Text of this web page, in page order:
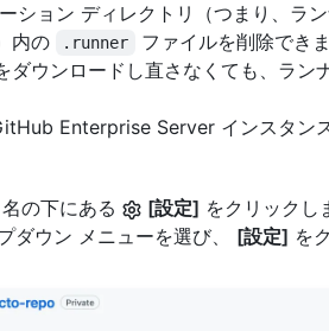
ション ディレクトリ（つまり、ラ
内の
.runner
ファイルを削除でき
ダウンロードし直さなくても、ラン
Enterprise Server インスタン
の下にある [設定] をクリックし
ダウン メニューを選び、 [設定] を